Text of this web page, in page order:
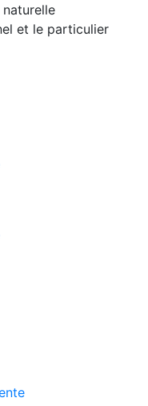
et le particulier